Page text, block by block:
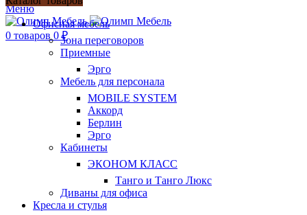
906-36-77
Меню
0 товаров 0₽
Офисная мебель
Зона переговоров
Приемные
Эрго
Мебель для персонала
MOBILE SYSTEM
Аккорд
Берлин
Эрго
Кабинеты
ЭКОНОМ КЛАСС
Танго и Танго Люкс
Диваны для офиса
Кресла и стулья